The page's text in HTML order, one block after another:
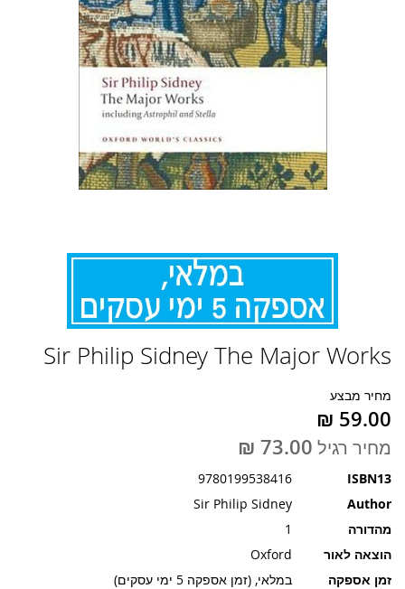
Sir Philip Sidney The Major Works
מחיר מבצע
מחיר רגיל
ISBN13
9780199538416
Author
Sir Philip Sidney
מהדורה
1
הוצאה לאור
Oxford
זמן אספקה
במלאי, (זמן אספקה 5 ימי עסקים)
להתחלה
גלריית
תמונות